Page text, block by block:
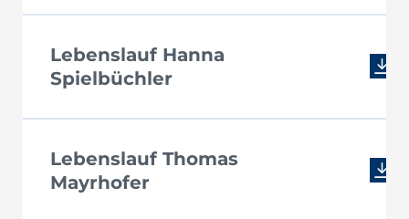
Lebenslauf Hanna
Spielbüchler
Lebenslauf Thomas
Mayrhofer